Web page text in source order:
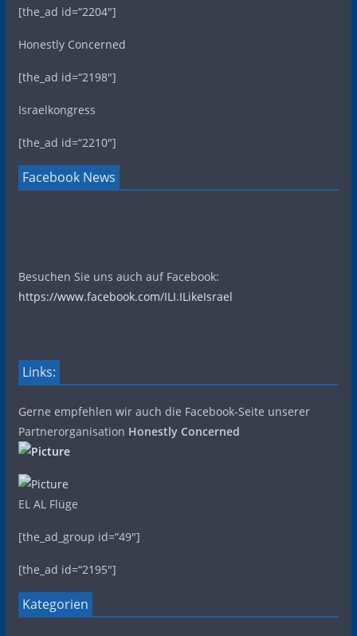
[the_ad id=“2204″]
Honestly Concerned
[the_ad id=“2198″]
Israelkongress
[the_ad id=“2210″]
Facebook News
Besuchen Sie uns auch auf Facebook:
https://www.facebook.com/ILI.ILikeIsrael
Links:
Gerne empfehlen wir auch die Facebook-Seite unserer
Partnerorganisation Honestly Concerned
EL AL Flüge
[the_ad_group id=“49″]
[the_ad id=“2195″]
Kategorien